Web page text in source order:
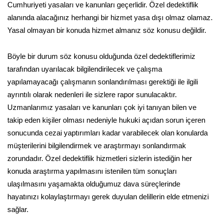
Cumhuriyeti yasaları ve kanunları geçerlidir. Özel dedektiflik
alanında alacağınız herhangi bir hizmet yasa dışı olmaz olamaz.
Yasal olmayan bir konuda hizmet almanız söz konusu değildir.
Böyle bir durum söz konusu olduğunda özel dedektiflerimiz
tarafından uyarılacak bilgilendirilecek ve çalışma
yapılamayacağı çalışmanın sonlandırılması gerektiği ile ilgili
ayrıntılı olarak nedenleri ile sizlere rapor sunulacaktır.
Uzmanlarımız yasaları ve kanunları çok iyi tanıyan bilen ve
takip eden kişiler olması nedeniyle hukuki açıdan sorun içeren
sonucunda cezai yaptırımları kadar varabilecek olan konularda
müşterilerini bilgilendirmek ve araştırmayı sonlandırmak
zorundadır. Özel dedektiflik hizmetleri sizlerin istediğin her
konuda araştırma yapılmasını istenilen tüm sonuçları
ulaşılmasını yaşamakta olduğumuz dava süreçlerinde
hayatınızı kolaylaştırmayı gerek duyulan delillerin elde etmenizi
sağlar.